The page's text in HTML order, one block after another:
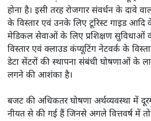
होना है। इसी तरह रोजगार संवर्धन के दावे
के विस्तार एवं उनके लिए टूरिस्ट गाइड आदि
मेडिकल सेवाओं के लिए प्रशिक्षण सुविधाओं
विस्तार एवं क्लाउड कंप्यूटिंग नेटवर्क के
डेटा सेंटरों की स्थापना संबंधी घोषणाओं के
लगने की आशंका है।
बजट की अधिकतर घोषणा अर्थव्यवस्था में
नीयत से की गई हैं जिनसे अगले वित्तवर्ष में